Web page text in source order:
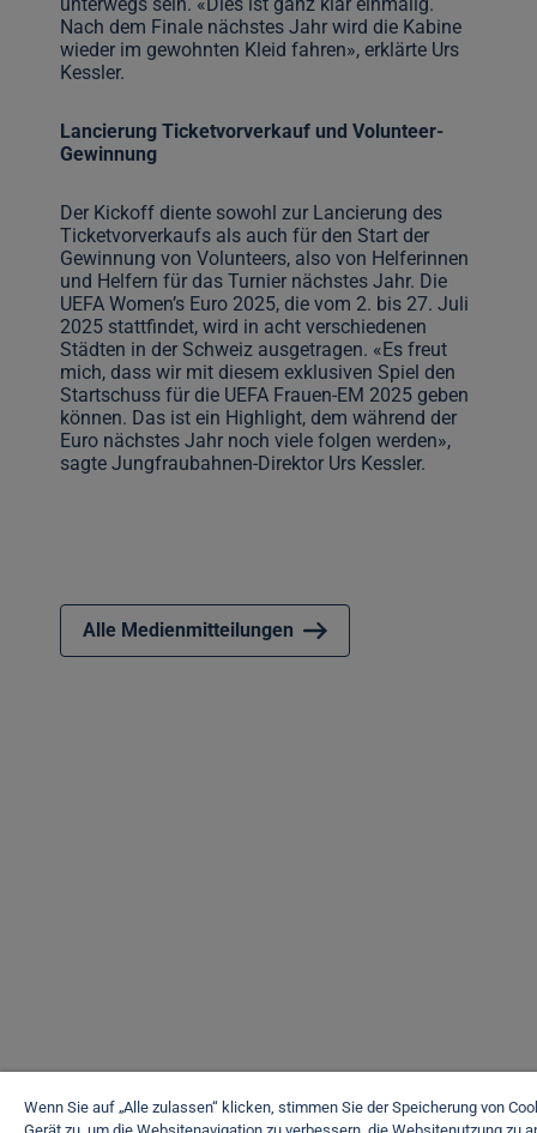
unterwegs sein. «Dies ist ganz klar einmalig.
Nach dem Finale nächstes Jahr wird die Kabine
wieder im gewohnten Kleid fahren», erklärte Urs
Kessler.
Lancierung Ticketvorverkauf und Volunteer-
Gewinnung
Der Kickoff diente sowohl zur Lancierung des
Ticketvorverkaufs als auch für den Start der
Gewinnung von Volunteers, also von Helferinnen
und Helfern für das Turnier nächstes Jahr. Die
UEFA Women’s Euro 2025, die vom 2. bis 27. Juli
2025 stattfindet, wird in acht verschiedenen
Städten in der Schweiz ausgetragen. «Es freut
mich, dass wir mit diesem exklusiven Spiel den
Startschuss für die UEFA Frauen-EM 2025 geben
können. Das ist ein Highlight, dem während der
Euro nächstes Jahr noch viele folgen werden»,
sagte Jungfraubahnen-Direktor Urs Kessler.
Alle Medienmitteilungen
Wenn Sie auf „Alle zulassen“ klicken, stimmen Sie der Speicherung von